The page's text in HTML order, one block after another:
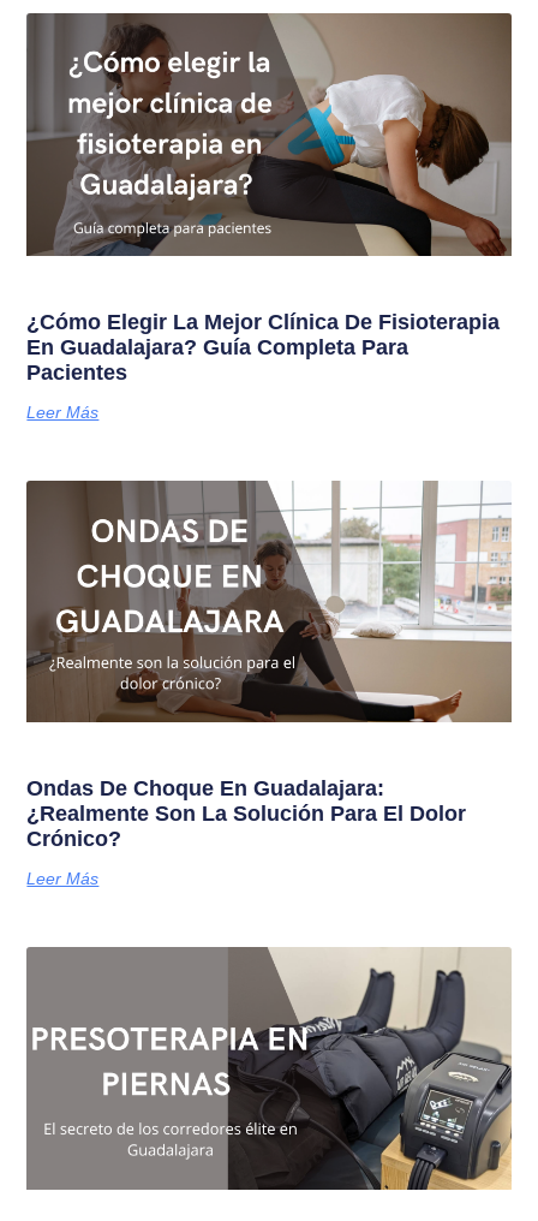
¿Cómo Elegir La Mejor Clínica De Fisioterapia
En Guadalajara? Guía Completa Para
Pacientes
Leer Más
Ondas De Choque En Guadalajara:
¿Realmente Son La Solución Para El Dolor
Crónico?
Leer Más